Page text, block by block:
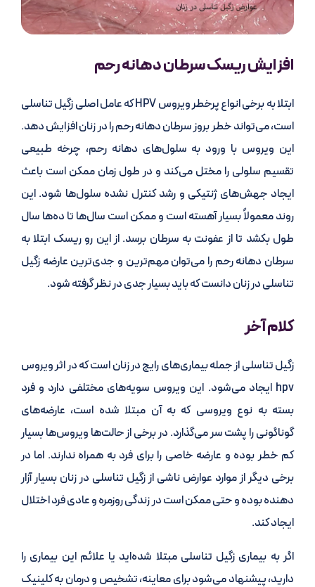
افزایش ریسک سرطان دهانه رحم
ابتلا به برخی انواع پرخطر ویروس HPV که عامل اصلی زگیل تناسلی
است، می‌تواند خطر بروز سرطان دهانه رحم را در زنان افزایش دهد.
این ویروس با ورود به سلول‌های دهانه رحم، چرخه طبیعی
تقسیم سلولی را مختل می‌کند و در طول زمان ممکن است باعث
ایجاد جهش‌های ژنتیکی و رشد کنترل نشده سلول‌ها شود. این
روند معمولاً بسیار آهسته است و ممکن است سال‌ها تا ده‌ها سال
طول بکشد تا از عفونت به سرطان برسد. از این رو ریسک ابتلا به
سرطان دهانه رحم را می‌توان مهم‌ترین و جدی‌ترین عارضه زگیل
تناسلی در زنان دانست که باید بسیار جدی در نظر گرفته شود.
کلام آخر
زگیل تناسلی از جمله بیماری‌های رایج در زنان است که در اثر ویروس
hpv ایجاد می‌شود. این ویروس سویه‌های مختلفی دارد و فرد
بسته به نوع ویروسی که به آن مبتلا شده است، عارضه‌های
گوناگونی را پشت سر می‌گذارد. در برخی از حالت‌ها ویروس‌ها بسیار
کم خطر بوده و عارضه خاصی را برای فرد به همراه ندارند. اما در
برخی دیگر از موارد عوارض ناشی از زگیل تناسلی در زنان بسیار آزار
دهنده بوده و حتی ممکن است در زندگی روزمره و عادی فرد اختلال
ایجاد کند.
اگر به بیماری زگیل تناسلی مبتلا شده‌اید یا علائم این بیماری را
دارید، پیشنهاد می‌شود برای معاینه، تشخیص و درمان به کلینیک